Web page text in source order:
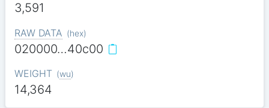
3,591
RAW DATA (hex)
020000…40c00
WEIGHT (wu)
14,364